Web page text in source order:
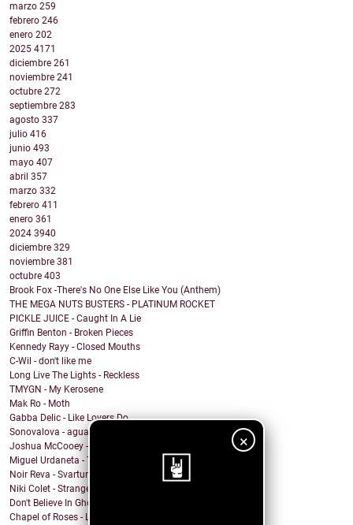
×
marzo 259
febrero 246
enero 202
2025 4171
diciembre 261
noviembre 241
octubre 272
septiembre 283
agosto 337
julio 416
junio 493
mayo 407
abril 357
marzo 332
febrero 411
enero 361
2024 3940
diciembre 329
noviembre 381
octubre 403
Brook Fox -There's No One Else Like You (Anthem)
THE MEGA NUTS BUSTERS - PLATINUM ROCKET
PICKLE JUICE - Caught In A Lie
Griffin Benton - Broken Pieces
Kennedy Rayy - Closed Mouths
C-Wil - don't like me
Long Live The Lights - Reckless
TMYGN - My Kerosene
Mak Ro - Moth
Gabba Delic - Like Lovers Do
Sonovalova - agua fría
Joshua McCooey - Hall Of Shame
Miguel Urdaneta - Te Sigo Pensando
Noir Reva - Svartur
Niki Colet - Strange Dreams
Don't Believe In Ghosts - Brooklyn Baby
Chapel of Roses - Lose Control